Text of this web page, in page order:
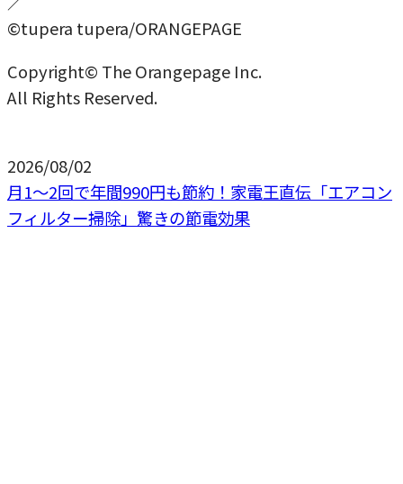
©tupera tupera/ORANGEPAGE
Copyright© The Orangepage Inc.
All Rights Reserved.
2026/08/02
月1〜2回で年間990円も節約！家電王直伝「エアコン
フィルター掃除」驚きの節電効果